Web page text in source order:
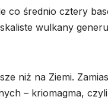
co średnio cztery
wulkany
niż na Ziemi.
– kriomagma, czyli